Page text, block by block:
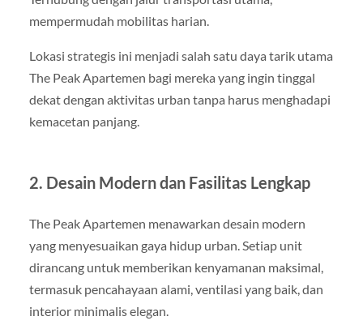
mempermudah mobilitas harian.
Lokasi strategis ini menjadi salah satu daya tarik utama
The Peak Apartemen bagi mereka yang ingin tinggal
dekat dengan aktivitas urban tanpa harus menghadapi
kemacetan panjang.
2. Desain Modern dan Fasilitas Lengkap
The Peak Apartemen menawarkan desain modern
yang menyesuaikan gaya hidup urban. Setiap unit
dirancang untuk memberikan kenyamanan maksimal,
termasuk pencahayaan alami, ventilasi yang baik, dan
interior minimalis elegan.